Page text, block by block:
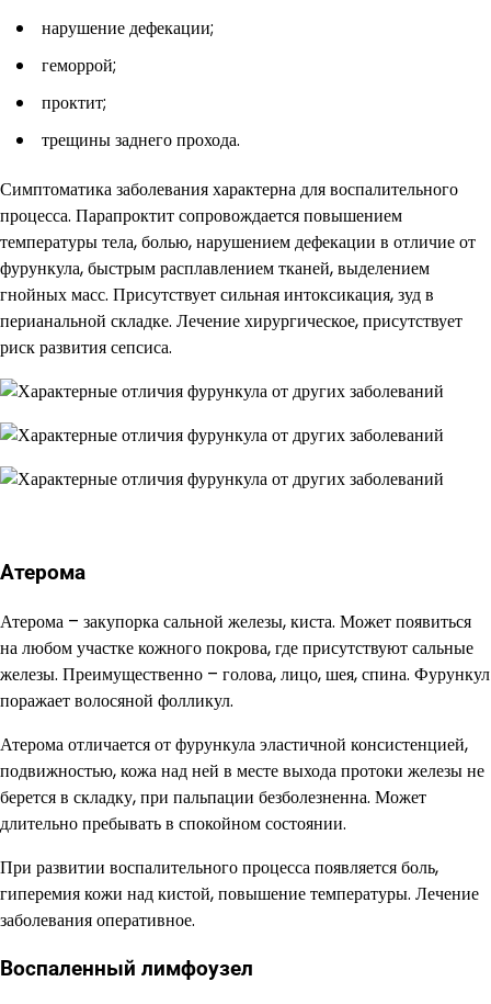
нарушение дефекации;
геморрой;
проктит;
трещины заднего прохода.
Симптоматика заболевания характерна для воспалительного
процесса. Парапроктит сопровождается повышением
температуры тела, болью, нарушением дефекации в отличие от
фурункула, быстрым расплавлением тканей, выделением
гнойных масс. Присутствует сильная интоксикация, зуд в
перианальной складке. Лечение хирургическое, присутствует
риск развития сепсиса.
Атерома
Атерома – закупорка сальной железы, киста. Может появиться
на любом участке кожного покрова, где присутствуют сальные
железы. Преимущественно – голова, лицо, шея, спина. Фурункул
поражает волосяной фолликул.
Атерома отличается от фурункула эластичной консистенцией,
подвижностью, кожа над ней в месте выхода протоки железы не
берется в складку, при пальпации безболезненна. Может
длительно пребывать в спокойном состоянии.
При развитии воспалительного процесса появляется боль,
гиперемия кожи над кистой, повышение температуры. Лечение
заболевания оперативное.
Воспаленный лимфоузел